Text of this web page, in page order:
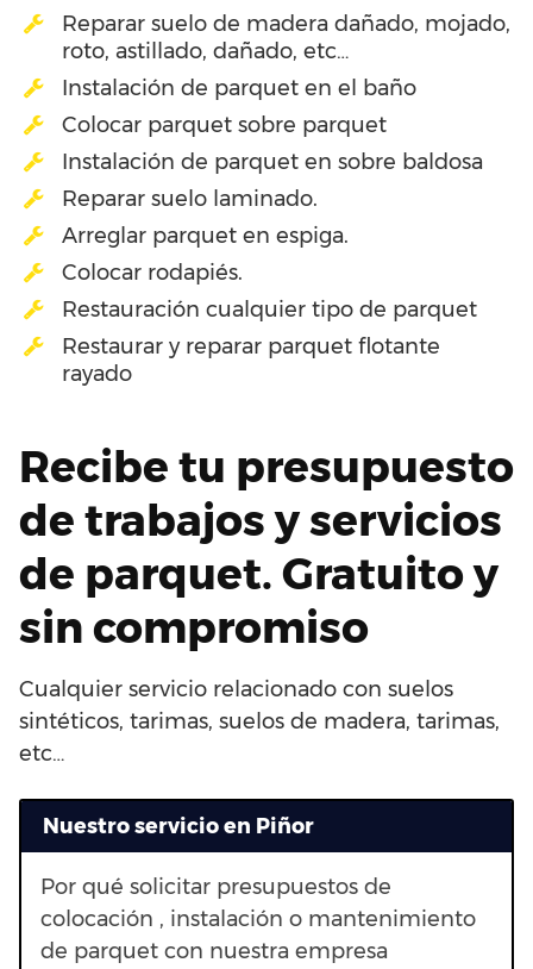
Reparar suelo de madera dañado, mojado,
roto, astillado, dañado, etc…
Instalación de parquet en el baño
Colocar parquet sobre parquet
Instalación de parquet en sobre baldosa
Reparar suelo laminado.
Arreglar parquet en espiga.
Colocar rodapiés.
Restauración cualquier tipo de parquet
Restaurar y reparar parquet flotante
rayado
Recibe tu presupuesto
de trabajos y servicios
de parquet. Gratuito y
sin compromiso
Cualquier servicio relacionado con suelos
sintéticos, tarimas, suelos de madera, tarimas,
etc…
Nuestro servicio en Piñor
Por qué solicitar presupuestos de
colocación , instalación o mantenimiento
de parquet con nuestra empresa